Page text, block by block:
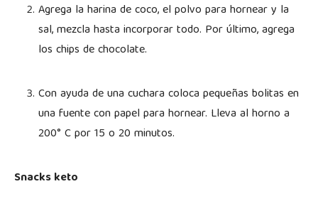
Agrega la harina de coco, el polvo para hornear y la
sal, mezcla hasta incorporar todo. Por último, agrega
los chips de chocolate.
Con ayuda de una cuchara coloca pequeñas bolitas en
una fuente con papel para hornear. Lleva al horno a
200° C por 15 o 20 minutos.
Snacks keto